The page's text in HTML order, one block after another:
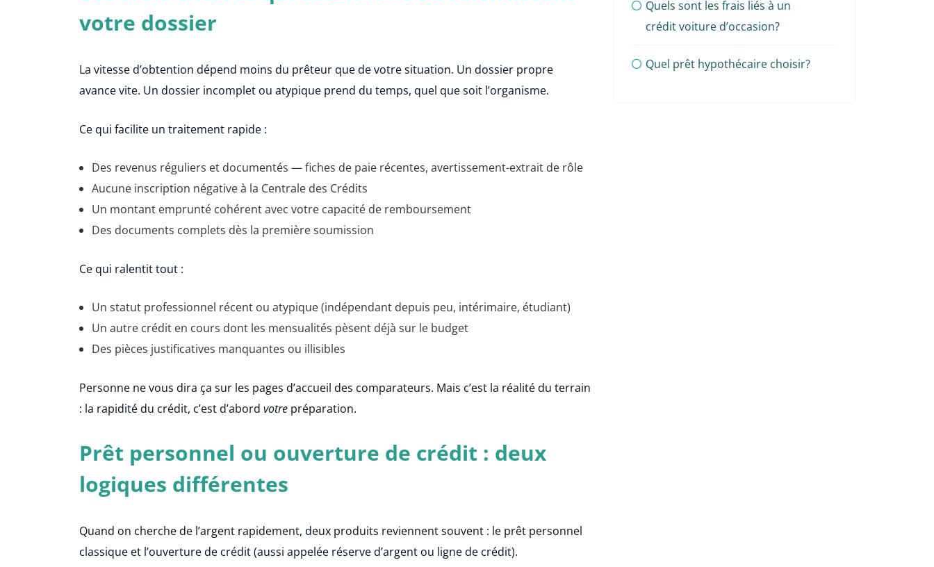
votre dossier
La vitesse d’obtention dépend moins du prêteur que de votre situation. Un dossier propre
avance vite. Un dossier incomplet ou atypique prend du temps, quel que soit l’organisme.
Ce qui facilite un traitement rapide :
Des revenus réguliers et documentés — fiches de paie récentes, avertissement-extrait de rôle
Aucune inscription négative à la Centrale des Crédits
Un montant emprunté cohérent avec votre capacité de remboursement
Des documents complets dès la première soumission
Ce qui ralentit tout :
Un statut professionnel récent ou atypique (indépendant depuis peu, intérimaire, étudiant)
Un autre crédit en cours dont les mensualités pèsent déjà sur le budget
Des pièces justificatives manquantes ou illisibles
Personne ne vous dira ça sur les pages d’accueil des comparateurs. Mais c’est la réalité du terrain
: la rapidité du crédit, c’est d’abord votre préparation.
Prêt personnel ou ouverture de crédit : deux
logiques différentes
Quand on cherche de l’argent rapidement, deux produits reviennent souvent : le prêt personnel
classique et l’ouverture de crédit (aussi appelée réserve d’argent ou ligne de crédit).
Quels sont les frais liés à un
crédit voiture d’occasion?
Quel prêt hypothécaire choisir?